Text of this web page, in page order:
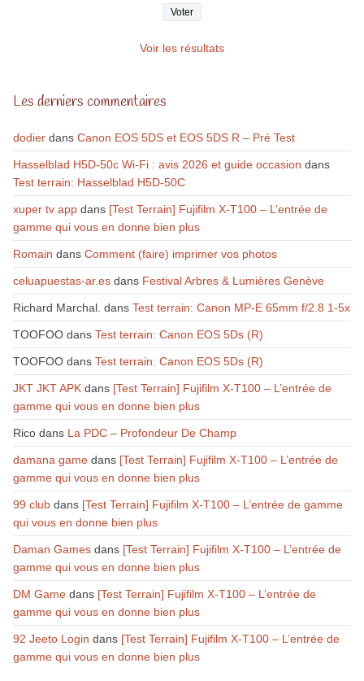
Voir les résultats
Les derniers commentaires
dodierdans Canon EOS 5DS et EOS 5DS R – Pré Test
Hasselblad H5D-50c Wi-Fi : avis 2026 et guide occasion dans
Test terrain: Hasselblad H5D-50C
xuper tv appdans [Test Terrain] Fujifilm X-T100 – L’entrée de
gamme qui vous en donne bien plus
Romain dans Comment (faire) imprimer vos photos
celuapuestas-ar.esdans Festival Arbres & Lumières Genève
Richard Marchal. dans Test terrain: Canon MP-E 65mm f/2.8 1-5x
TOOFOOdans Test terrain: Canon EOS 5Ds (R)
TOOFOOdans Test terrain: Canon EOS 5Ds (R)
JKT JKT APKdans [Test Terrain] Fujifilm X-T100 – L’entrée de
gamme qui vous en donne bien plus
Ricodans La PDC – Profondeur De Champ
damana gamedans [Test Terrain] Fujifilm X-T100 – L’entrée de
gamme qui vous en donne bien plus
99 clubdans [Test Terrain] Fujifilm X-T100 – L’entrée de gamme
qui vous en donne bien plus
Daman Gamesdans [Test Terrain] Fujifilm X-T100 – L’entrée de
gamme qui vous en donne bien plus
DM Gamedans [Test Terrain] Fujifilm X-T100 – L’entrée de
gamme qui vous en donne bien plus
92 Jeeto Login dans [Test Terrain] Fujifilm X-T100 – L’entrée de
gamme qui vous en donne bien plus